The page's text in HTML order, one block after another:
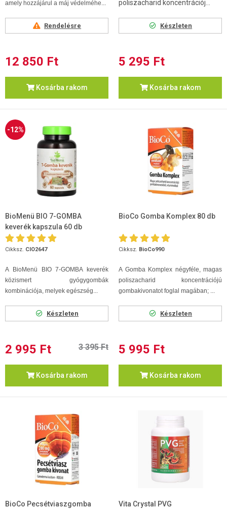
amely hozzájárul a máj védelméhe...
Rendelésre
12 850 Ft
Kosárba rakom
poliszacharid koncentrációj...
Készleten
5 295 Ft
Kosárba rakom
-12%
BioMenü BIO 7-GOMBA
keverék kapszula 60 db
Cikksz. CIO2647
A BioMenü BIO 7-GOMBA keverék
közismert gyógygombák
kombinációja, melyek egészség...
Készleten
2 995 Ft 3 395 Ft
Kosárba rakom
BioCo Gomba Komplex 80 db
Cikksz. BioCo990
A Gomba Komplex négyféle, magas
poliszacharid koncentrációjú
gombakivonatot foglal magában; ...
Készleten
5 995 Ft
Kosárba rakom
BioCo Pecsétviaszgomba
Vita Crystal PVG